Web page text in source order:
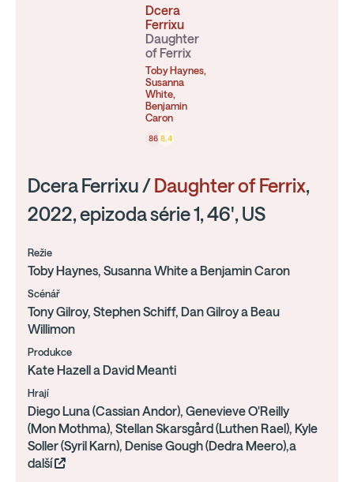
Dcera
Ferrixu
Daughter
of Ferrix
Toby Haynes,
Susanna
White,
Benjamin
Caron
86 8.4
Dcera Ferrixu / Daughter of Ferrix,
2022, epizoda série 1, 46', US
Režie
Toby Haynes, Susanna White a Benjamin Caron
Scénář
Tony Gilroy, Stephen Schiff, Dan Gilroy a Beau
Willimon
Produkce
Kate Hazell a David Meanti
Hrají
Diego Luna (Cassian Andor), Genevieve O'Reilly
(Mon Mothma), Stellan Skarsgård (Luthen Rael), Kyle
Soller (Syril Karn), Denise Gough (Dedra Meero),a
další